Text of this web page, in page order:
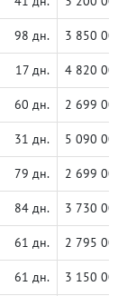
98 дн. 3 850
17 дн. 4 820
60 дн. 2 699
31 дн. 5 090
79 дн. 2 699
84 дн. 3 730
61 дн. 2 795
61 дн. 3 150